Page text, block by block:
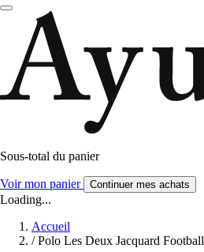
Sous-total du panier
Voir mon panier Continuer mes achats
Loading...
Accueil
/ Polo Les Deux Jacquard Football